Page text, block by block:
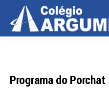
Programa do Porchat